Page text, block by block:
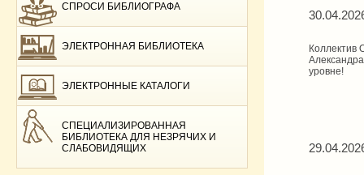
СПРОСИ БИБЛИОГРАФА
ЭЛЕКТРОННАЯ БИБЛИОТЕКА
ЭЛЕКТРОННЫЕ КАТАЛОГИ
СПЕЦИАЛИЗИРОВАННАЯ
БИБЛИОТЕКА ДЛЯ НЕЗРЯЧИХ И
СЛАБОВИДЯЩИХ
Коллектив
уровне!